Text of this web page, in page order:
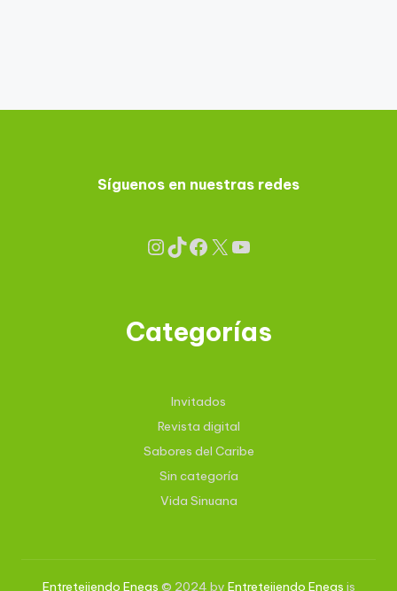
Síguenos en nuestras redes
Categorías
Invitados
Revista digital
Sabores del Caribe
Sin categoría
Vida Sinuana
Entretejiendo Eneas © 2024 by Entretejiendo Eneas is